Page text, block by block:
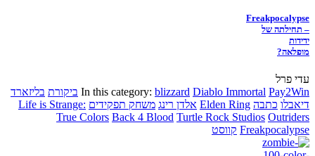
Freakpocalypse
– תחילתה של
ידידות
מופלאה?
עדי פרל
In this category: blizzard Diablo Immortal Pay2Win ביקורת בליזארד
דיאבלו כתבה Elden Ring אלדן רינג משחק תפקידים Life is Strange:
True Colors Back 4 Blood Turtle Rock Studios Outriders
Freakpocalypse קווסט